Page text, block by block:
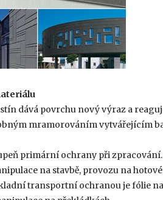
dává povrchu nový výraz a
mramorováním vytvářejícím
primární ochrany při
na stavbě, provozu na
transportní ochranou je fólie